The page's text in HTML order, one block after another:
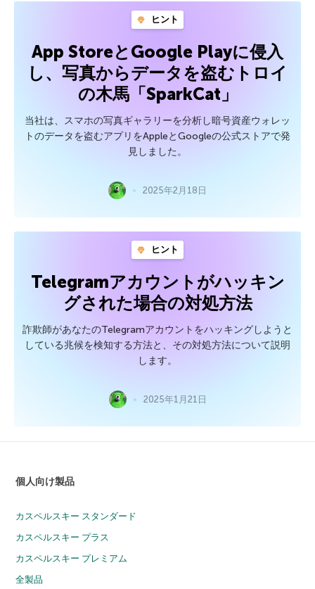
ヒント
App StoreとGoogle Playに侵入
し、写真からデータを盗むトロイ
の木馬「SparkCat」
当社は、スマホの写真ギャラリーを分析し暗号資産ウォレッ
トのデータを盗むアプリをAppleとGoogleの公式ストアで発
見しました。
2025年2月18日
ヒント
Telegramアカウントがハッキン
グされた場合の対処方法
詐欺師があなたのTelegramアカウントをハッキングしようと
している兆候を検知する方法と、その対処方法について説明
します。
2025年1月21日
個人向け製品
カスペルスキー スタンダード
カスペルスキー プラス
カスペルスキー プレミアム
全製品